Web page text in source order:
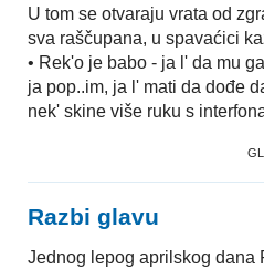
U tom se otvaraju vrata od
sva raščupana, u spavaćici
• Rek'o je babo - ja l' da mu
ja pop..im, ja l' mati da dođe
nek' skine više ruku s
Razbi glavu
Jednog lepog aprilskog dana